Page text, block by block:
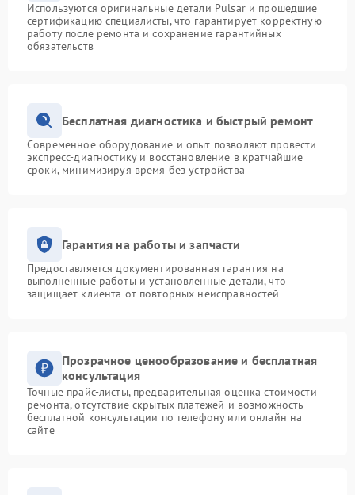
Используются оригинальные детали Pulsar и прошедшие
сертификацию специалисты, что гарантирует корректную
работу после ремонта и сохранение гарантийных
обязательств
Бесплатная диагностика и быстрый ремонт
Современное оборудование и опыт позволяют провести
экспресс-диагностику и восстановление в кратчайшие
сроки, минимизируя время без устройства
Гарантия на работы и запчасти
Предоставляется документированная гарантия на
выполненные работы и установленные детали, что
защищает клиента от повторных неисправностей
Прозрачное ценообразование и бесплатная
консультация
Точные прайс-листы, предварительная оценка стоимости
ремонта, отсутствие скрытых платежей и возможность
бесплатной консультации по телефону или онлайн на
сайте